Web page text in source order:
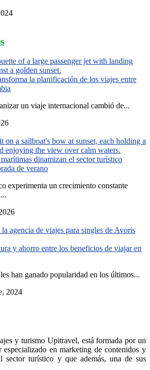
la planificación de los viajes entre
un viaje internacional cambió de...
dinamizan el sector turístico
de verano
experimenta un crecimiento constante
y ahorro entre los beneficios de viajar en
han ganado popularidad en los últimos...
2024
y turismo Upitravel, está formada por un
en marketing de contenidos y
sector turístico y que además, una de sus